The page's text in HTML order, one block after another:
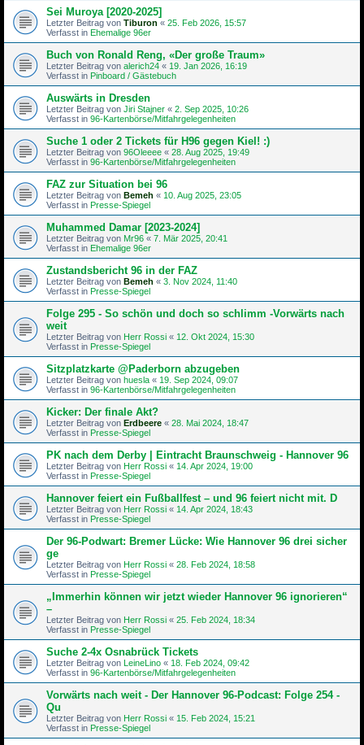
Sei Muroya [2020-2025]
Letzter Beitrag von Tiburon « 25. Feb 2026, 15:57
Verfasst in Ehemalige 96er
Buch von Ronald Reng, «Der große Traum»
Letzter Beitrag von alerich24 « 19. Jan 2026, 16:19
Verfasst in Pinboard / Gästebuch
Auswärts in Dresden
Letzter Beitrag von Jiri Stajner « 2. Sep 2025, 10:26
Verfasst in 96-Kartenbörse/Mitfahrgelegenheiten
Suche 1 oder 2 Tickets für H96 gegen Kiel! :)
Letzter Beitrag von 96Oleeee « 28. Aug 2025, 19:49
Verfasst in 96-Kartenbörse/Mitfahrgelegenheiten
FAZ zur Situation bei 96
Letzter Beitrag von Bemeh « 10. Aug 2025, 23:05
Verfasst in Presse-Spiegel
Muhammed Damar [2023-2024]
Letzter Beitrag von Mr96 « 7. Mär 2025, 20:41
Verfasst in Ehemalige 96er
Zustandsbericht 96 in der FAZ
Letzter Beitrag von Bemeh « 3. Nov 2024, 11:40
Verfasst in Presse-Spiegel
Folge 295 - So schön und doch so schlimm -Vorwärts nach
weit
Letzter Beitrag von Herr Rossi « 12. Okt 2024, 15:30
Verfasst in Presse-Spiegel
Sitzplatzkarte @Paderborn abzugeben
Letzter Beitrag von huesla « 19. Sep 2024, 09:07
Verfasst in 96-Kartenbörse/Mitfahrgelegenheiten
Kicker: Der finale Akt?
Letzter Beitrag von Erdbeere « 28. Mai 2024, 18:47
Verfasst in Presse-Spiegel
PK nach dem Derby | Eintracht Braunschweig - Hannover 96
Letzter Beitrag von Herr Rossi « 14. Apr 2024, 19:00
Verfasst in Presse-Spiegel
Hannover feiert ein Fußballfest – und 96 feiert nicht mit. D
Letzter Beitrag von Herr Rossi « 14. Apr 2024, 18:43
Verfasst in Presse-Spiegel
Der 96-Podwart: Bremer Lücke: Wie Hannover 96 drei sicher
ge
Letzter Beitrag von Herr Rossi « 28. Feb 2024, 18:58
Verfasst in Presse-Spiegel
„Immerhin können wir jetzt wieder Hannover 96 ignorieren“
–
Letzter Beitrag von Herr Rossi « 25. Feb 2024, 18:34
Verfasst in Presse-Spiegel
Suche 2-4x Osnabrück Tickets
Letzter Beitrag von LeineLino « 18. Feb 2024, 09:42
Verfasst in 96-Kartenbörse/Mitfahrgelegenheiten
Vorwärts nach weit - Der Hannover 96-Podcast: Folge 254 -
Qu
Letzter Beitrag von Herr Rossi « 15. Feb 2024, 15:21
Verfasst in Presse-Spiegel